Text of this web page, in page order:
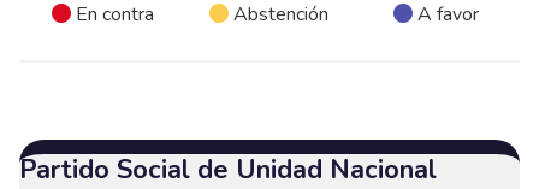
En contra Abstención A favor
Partido Social de Unidad Nacional